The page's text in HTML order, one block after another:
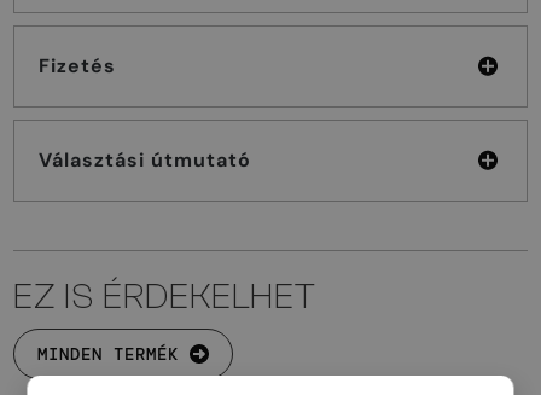
Fizetés
Választási útmutató
EZ IS ÉRDEKELHET
MINDEN TERMÉK